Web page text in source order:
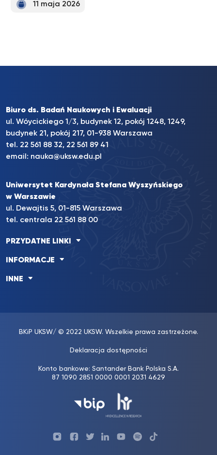
11 maja 2026
Biuro ds. Badań Naukowych i Ewaluacji
ul. Wóycickiego 1/3, budynek 12, pokój 1248, 1249,
budynek 21, pokój 217, 01-938 Warszawa
tel. 22 561 88 32, 22 561 89 41
email: nauka@uksw.edu.pl
Uniwersytet Kardynała Stefana Wyszyńskiego
w Warszawie
ul. Dewajtis 5, 01-815 Warszawa
tel. centrala 22 561 88 00
PRZYDATNE LINKI
INFORMACJE
INNE
BKiP UKSW/ © 2022 UKSW. Wszelkie prawa zastrzeżone.
Deklaracja dostępności
Konto bankowe: Santander Bank Polska S.A.
87 1090 2851 0000 0001 2031 4629
Profil ProfilProfilProfil UKSWProfilUKSW